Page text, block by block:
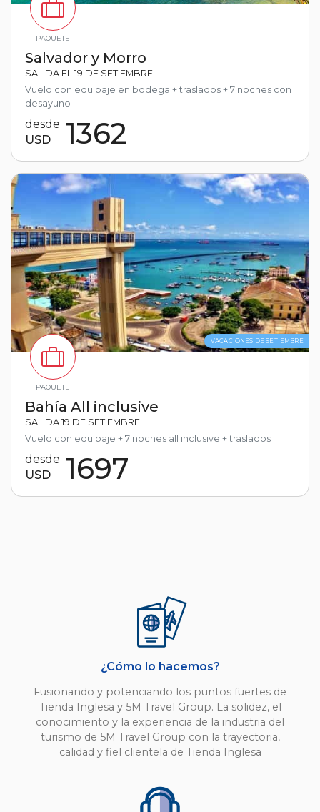
PAQUETE
Salvador y Morro
SALIDA EL 19 DE SETIEMBRE
Vuelo con equipaje en bodega + traslados + 7 noches con
desayuno
desde
USD
1362
PAQUETE
VACACIONES DE SETIEMBRE
Bahía All inclusive
SALIDA 19 DE SETIEMBRE
Vuelo con equipaje + 7 noches all inclusive + traslados
desde
USD
1697
¿Cómo lo hacemos?
Fusionando y potenciando los puntos fuertes de
Tienda Inglesa y 5M Travel Group. La solidez, el
conocimiento y la experiencia de la industria del
turismo de 5M Travel Group con la trayectoria,
calidad y fiel clientela de Tienda Inglesa